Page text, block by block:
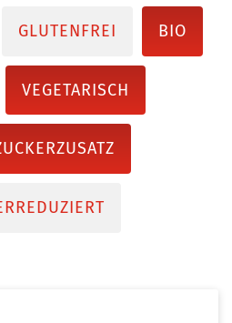
GLUTENFREI BIO
VEGETARISCH